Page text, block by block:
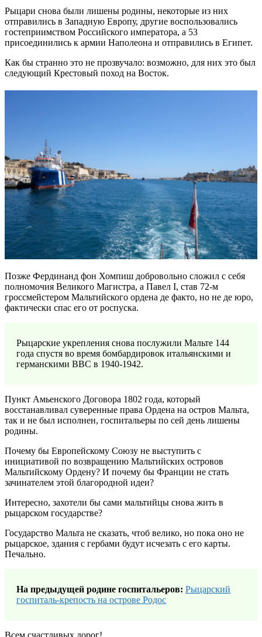
Рыцари снова были лишены родины, некоторые из них
отправились в Западную Европу, другие воспользовались
гостеприимством Российского императора, а 53
присоединились к армии Наполеона и отправились в Египет.
Как бы странно это не прозвучало: возможно, для них это был
следующий Крестовый поход на Восток.
Позже Фердинанд фон Хомпиш добровольно сложил с себя
полномочия Великого Магистра, а Павел I, став 72-м
гроссмейстером Мальтийского ордена де факто, но не де юро,
фактически спас его от роспуска.
Рыцарские укрепления снова послужили Мальте 144
года спустя во время бомбардировок итальянскими и
германскими ВВС в 1940-1942.
Пункт Амьенского Договора 1802 года, который
восстанавливал суверенные права Ордена на остров Мальта,
так и не был исполнен, госпитальеры по сей день лишены
родины.
Почему бы Европейскому Союзу не выступить с
инициативой по возвращению Мальтийских островов
Мальтийскому Ордену? И почему бы Франции не стать
зачинателем этой благородной идеи?
Интересно, захотели бы сами мальтийцы снова жить в
рыцарском государстве?
Государство Мальта не сказать, чтоб велико, но пока оно не
рыцарское, здания с гербами будут исчезать с его карты.
Печально.
На предыдущей родине госпитальеров: Рыцарский
госпиталь-крепость на острове Родос